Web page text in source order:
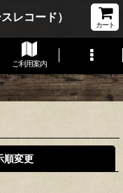
レコード）
カート
ご利用案内
順変更